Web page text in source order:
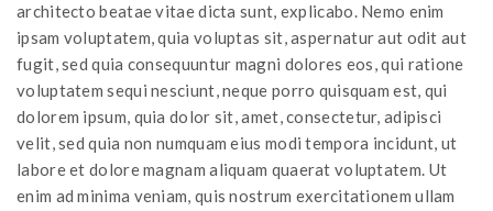
architecto beatae vitae dicta sunt, explicabo. Nemo enim
ipsam voluptatem, quia voluptas sit, aspernatur aut odit aut
fugit, sed quia consequuntur magni dolores eos, qui ratione
voluptatem sequi nesciunt, neque porro quisquam est, qui
dolorem ipsum, quia dolor sit, amet, consectetur, adipisci
velit, sed quia non numquam eius modi tempora incidunt, ut
labore et dolore magnam aliquam quaerat voluptatem. Ut
enim ad minima veniam, quis nostrum exercitationem ullam